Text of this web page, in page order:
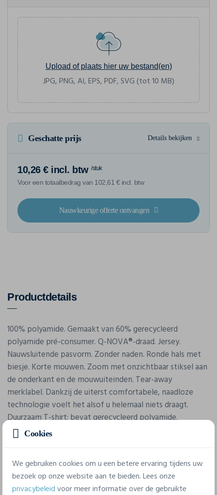
Upload of plaats hier uw bestand(en)
JPG, PNG, AI, EPS, PDF, SVG (tot 10 MB)
Geschatte prijs Details bekijken
10,26 € incl. btw /stuk
Voor een totaalbedrag van 102,61 € incl. btw
Nauwkeurige offerte ontvangen
Productdetails
100% polyamide. Gemaakt van 60% gerecycleerd
polyamide pré-consumer. Q-NOVA®-draad. Jersey.
Nauwsluitende pasvorm. Zonder naden. Ronde hals met
biesje. Korte mouwen. Zoom met onzichtbaar stiksel aan
de onderkant en de mouwuiteinden. Tear-away
merklabel. Dankzij de uiterst comfortabele, naadloze
technologie voelt het alsof u helemaal niets draagt.
Duurzaam T-shirt: bevat gerecycleerd polyamide.
Afneembaar etiket, makkelijk opnieuw te labelen.
Cookies
We gebruiken cookies om u een betere ervaring tijdens uw
bezoek op onze website aan te bieden. Lees onze
privacybeleidvoor meer informatie over de gebruikte